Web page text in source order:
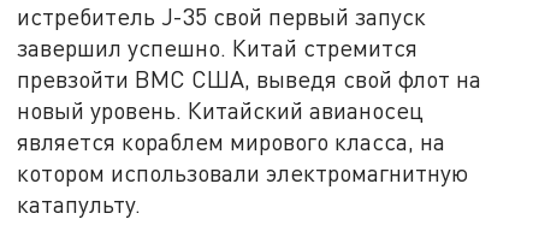
истребитель J-35 свой первый запуск
завершил успешно. Китай стремится
превзойти ВМС США, выведя свой флот на
новый уровень. Китайский авианосец
является кораблем мирового класса, на
котором использовали электромагнитную
катапульту.